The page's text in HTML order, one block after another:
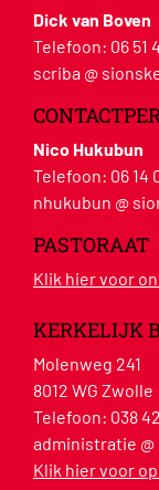
Dick van Boven
Telefoon: 06 51
scriba @
Nico Hukubun
Telefoon: 06 14
nhukubun @
PASTORAAT
Klik hier voor
KERKELIJK
Molenweg 241
8012 WG Zwolle
Telefoon: 038
administratie
Klik hier voor